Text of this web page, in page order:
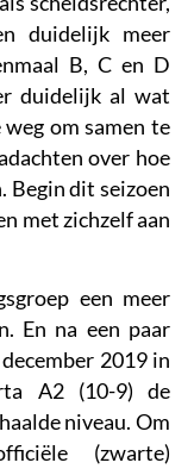
duidelijk meer
B, C en D
duidelijk al wat
om samen te
over hoe
Begin dit seizoen
met zichzelf aan
een meer
En na een paar
2019 in
A2 (10-9) de
niveau. Om
(zwarte)